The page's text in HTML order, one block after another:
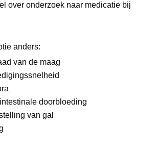
over onderzoek naar medicatie bij
anders:
van de maag
doorbloeding
van gal